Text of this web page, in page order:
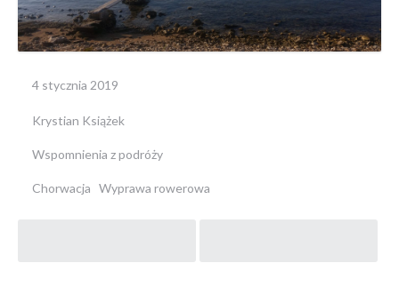
4 stycznia 2019
Krystian Książek
Wspomnienia z podróży
Chorwacja Wyprawa rowerowa